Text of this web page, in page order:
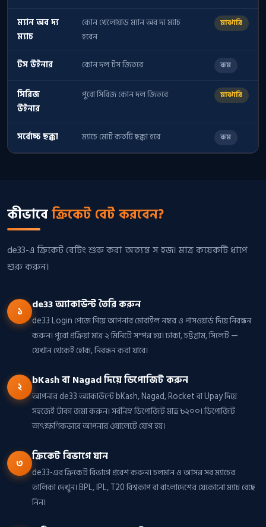
ম্যান অব দ্য
ম্যাচ
কোন খেলোয়াড় ম্যান অব দ্য ম্যাচ
হবেন
মাঝারি
টস উইনার কোন দল টস জিতবে কম
সিরিজ
উইনার
পুরো সিরিজ কোন দল জিতবে মাঝারি
সর্বোচ্চ ছক্কা ম্যাচে মোট কতটি ছক্কা হবে কম
কীভাবেক্রিকেট বেট করবেন?
de33-এ ক্রিকেট বেটিং শুরু করা অত্যন্ত স হজ। মাত্র কয়েকটি ধাপে
শুরু করুন।
১ de33 অ্যাকাউন্ট তৈরি করুন
de33 Login পেজে গিয়ে আপনার মোবাইল নম্বর ও পাসওয়ার্ড দিয়ে নিবন্ধন
করুন। পুরো প্রক্রিয়া মাত্র ২ মিনিটে সম্পন্ন হয়। ঢাকা, চট্টগ্রাম, সিলেট —
যেখান থেকেই হোক, নিবন্ধন করা যাবে।
২ bKash বা Nagad দিয়ে ডিপোজিট করুন
আপনার de33 অ্যাকাউন্টে bKash, Nagad, Rocket বা Upay দিয়ে
সহজেই টাকা জমা করুন। সর্বনিম্ন ডিপোজিট মাত্র ৳২০০। ডিপোজিট
তাৎক্ষণিকভাবে আপনার ওয়ালেটে যোগ হয়।
৩ ক্রিকেট বিভাগে যান
de33-এর ক্রিকেট বিভাগে প্রবেশ করুন। চলমান ও আসন্ন সব ম্যাচের
তালিকা দেখুন। BPL, IPL, T20 বিশ্বকাপ বা বাংলাদেশের যেকোনো ম্যাচ বেছে
নিন।